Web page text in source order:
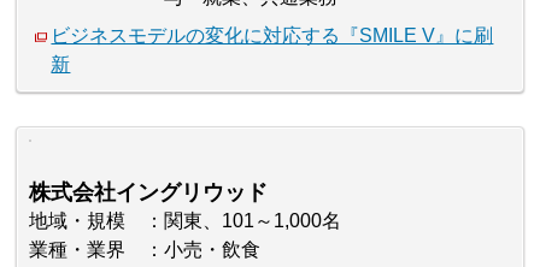
ビジネスモデルの変化に対応する『SMILE V』に刷
新
株式会社イングリウッド
地域・規模
関東、101～1,000名
業種・業界
小売・飲食